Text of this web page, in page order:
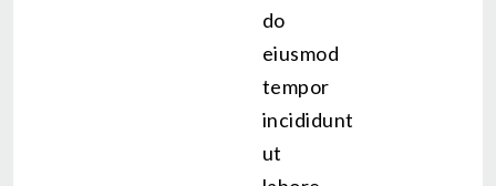
do
eiusmod
tempor
incididunt
ut